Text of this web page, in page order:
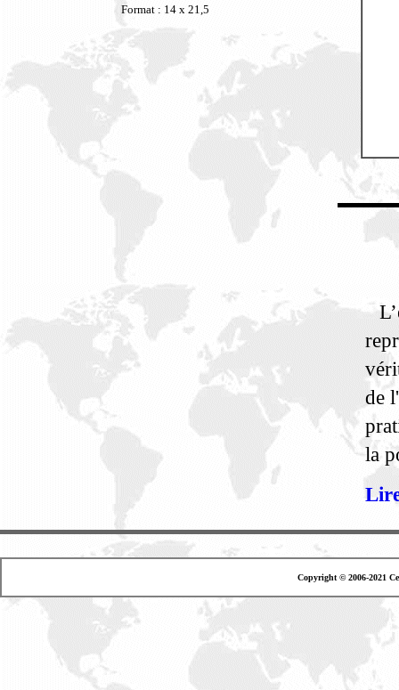
Format : 14 x 21,5
de
la
Copyright © 2006-2021